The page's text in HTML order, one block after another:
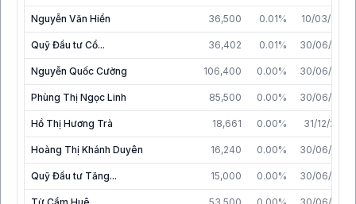
Nguyễn Văn Hiển 36,500 0.01% 10/03/2020
Quỹ Đầu tư Cổ... 36,402 0.01% 30/06/2020
Nguyễn Quốc Cường 106,400 0.00% 30/06/2026
Phùng Thị Ngọc Linh 85,500 0.00% 30/06/2026
Hồ Thị Hương Trà 18,661 0.00% 31/12/2017
Hoàng Thị Khánh Duyên 16,240 0.00% 30/06/2020
Quỹ Đầu tư Tăng... 15,000 0.00% 30/06/2020